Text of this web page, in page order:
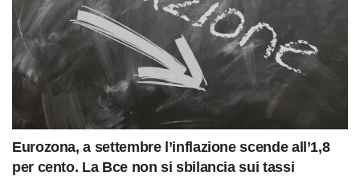
Eurozona, a settembre l’inflazione scende all’1,8
per cento. La Bce non si sbilancia sui tassi